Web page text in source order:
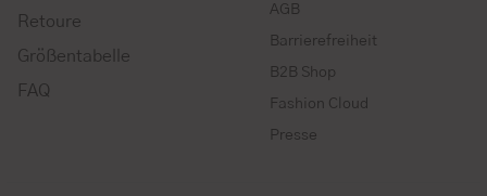
Retoure
Größentabelle
FAQ
AGB
Barrierefreiheit
B2B Shop
Fashion Cloud
Presse